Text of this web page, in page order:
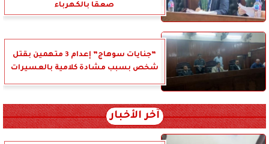
صعقا بالكهرباء
”جنايات سوهاج” إعدام 3 متهمين بقتل
شخص بسبب مشادة كلامية بالعسيرات
آخر الأخبار